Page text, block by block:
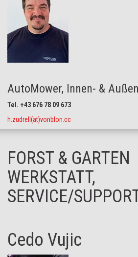
AutoMower, Innen- &
Tel. +43 676 78 09 673
h.zudrell(at)vonblon.cc
FORST & GARTEN
WERKSTATT,
SERVICE/
Cedo Vujic